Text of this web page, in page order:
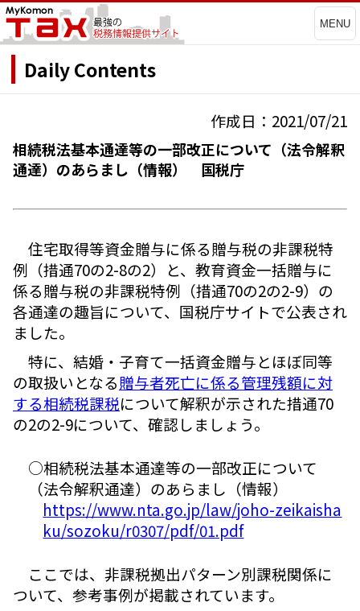
MENU
Daily Contents
作成日：2021/07/21
相続税法基本通達等の一部改正について（法令解釈
通達）のあらまし（情報） 国税庁
住宅取得等資金贈与に係る贈与税の非課税特
例（措通70の2-8の2）と、教育資金一括贈与に
係る贈与税の非課税特例（措通70の2の2-9）の
各通達の趣旨について、国税庁サイトで公表され
ました。
特に、結婚・子育て一括資金贈与とほぼ同等
の取扱いとなる贈与者死亡に係る管理残額に対
する相続税課税について解釈が示された措通70
の2の2-9について、確認しましょう。
○相続税法基本通達等の一部改正について
（法令解釈通達）のあらまし（情報）
https://www.nta.go.jp/law/joho-zeikaisha
ku/sozoku/r0307/pdf/01.pdf
ここでは、非課税拠出パターン別課税関係に
ついて、参考事例が掲載されています。